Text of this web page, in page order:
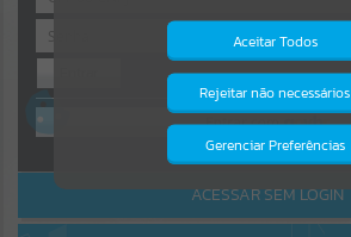
Por favor, aguarde...
Por favor, aguarde...
OU
Cadastre-se|Recuperar Senha
ACESSAR SEM LOGIN
Aceitar Todos
Rejeitar não necessários
Gerenciar Preferências
Isto significa que diversos recursos
providenciados poderão não estar